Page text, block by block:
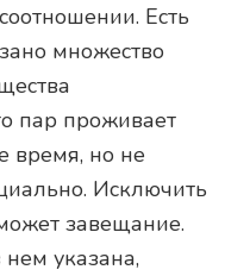
Есть
множество
пар проживает
время, но не
Исключить
завещание.
нем указана,